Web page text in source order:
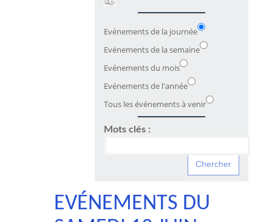
Evénements de la journée
Evénements de la semaine
Evénements du mois
Evénements de l'année
Tous les événements à venir
Mots clés :
EVÉNEMENTS DU